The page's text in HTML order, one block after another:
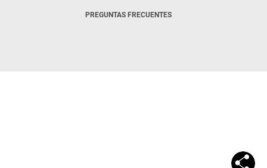
PREGUNTAS FRECUENTES